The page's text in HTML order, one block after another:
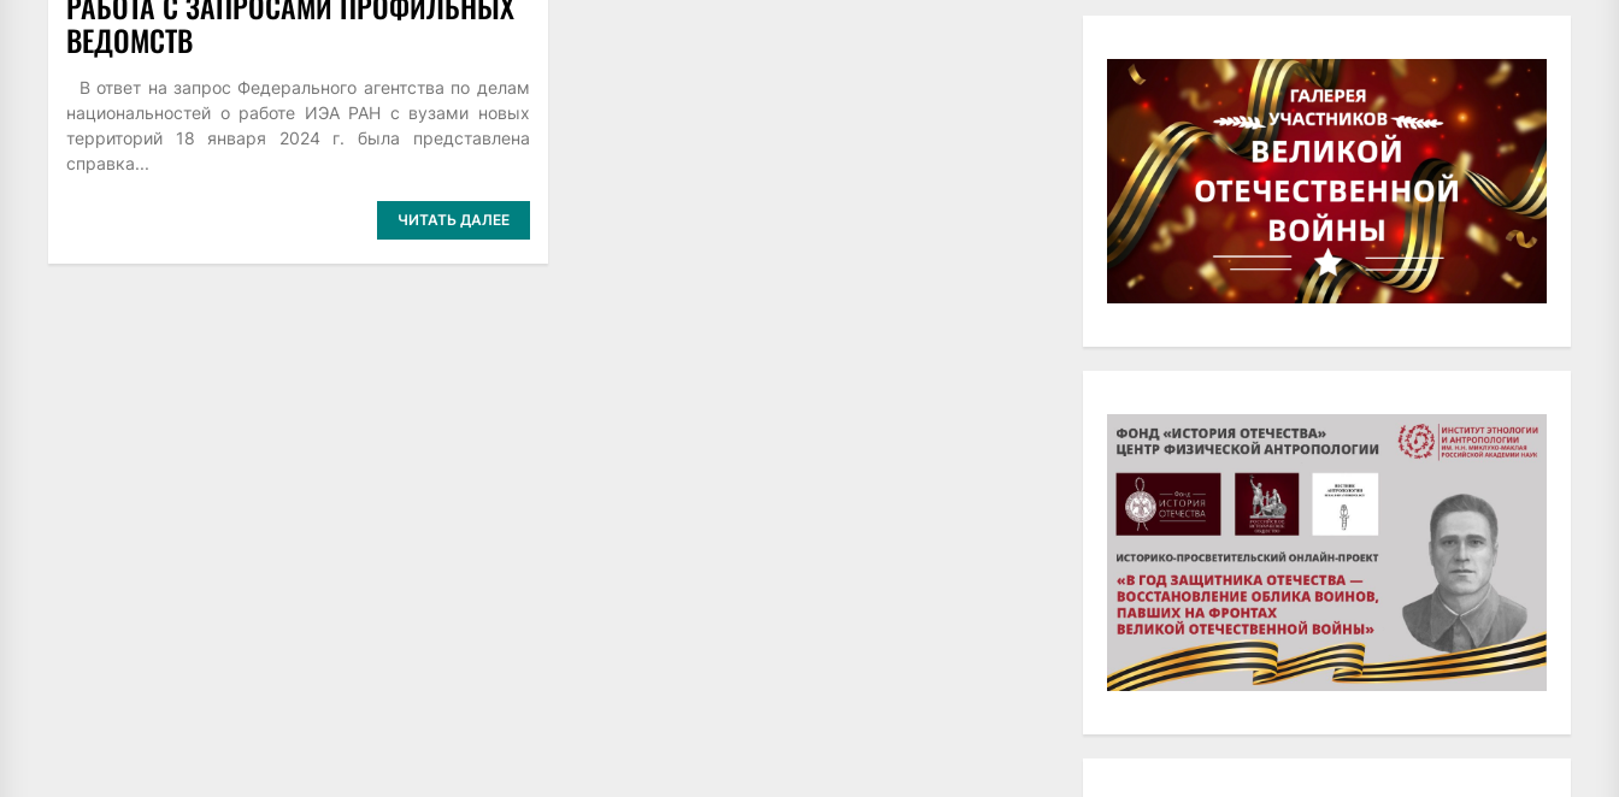
ВЕДОМСТВ
В ответ на запрос Федерального агентства по делам
национальностей о работе ИЭА РАН с вузами новых
территорий 18 января 2024 г. была представлена
справка...
ЧИТАТЬ ДАЛЕЕ